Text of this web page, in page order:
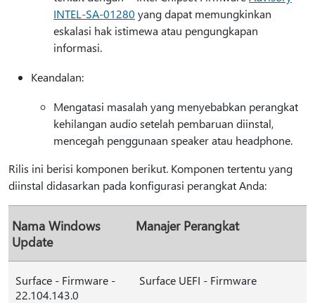
INTEL-SA-01280 yang dapat memungkinkan
eskalasi hak istimewa atau pengungkapan
informasi.
Keandalan:
Mengatasi masalah yang menyebabkan perangkat
kehilangan audio setelah pembaruan diinstal,
mencegah penggunaan speaker atau headphone.
Rilis ini berisi komponen berikut. Komponen tertentu yang
diinstal didasarkan pada konfigurasi perangkat Anda:
Nama Windows
Update
Manajer Perangkat
Surface - Firmware -
22.104.143.0
Surface UEFI - Firmware